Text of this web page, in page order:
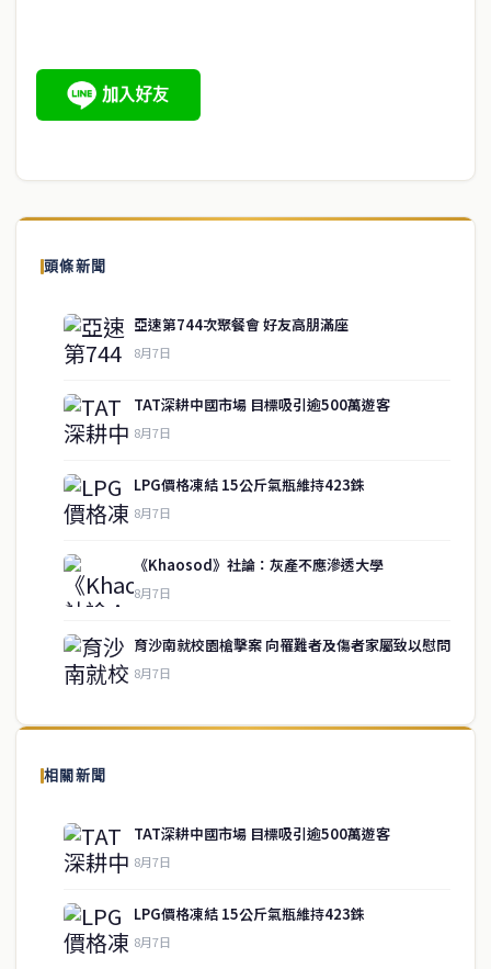
頭條新聞
亞速第744次聚餐會 好友高朋滿座
8月7日
TAT深耕中國市場 目標吸引逾500萬遊客
8月7日
LPG價格凍結 15公斤氣瓶維持423銖
8月7日
《Khaosod》社論：灰產不應滲透大學
8月7日
育沙南就校園槍擊案 向罹難者及傷者家屬致以慰問
8月7日
相關新聞
TAT深耕中國市場 目標吸引逾500萬遊客
8月7日
LPG價格凍結 15公斤氣瓶維持423銖
8月7日
關於我們
泰國中文新聞（TCN）是一家總部設於曼谷的中文新聞媒體，致力於
供即時、客觀、多元的中文新聞內容。
service@thaichinesenews.com